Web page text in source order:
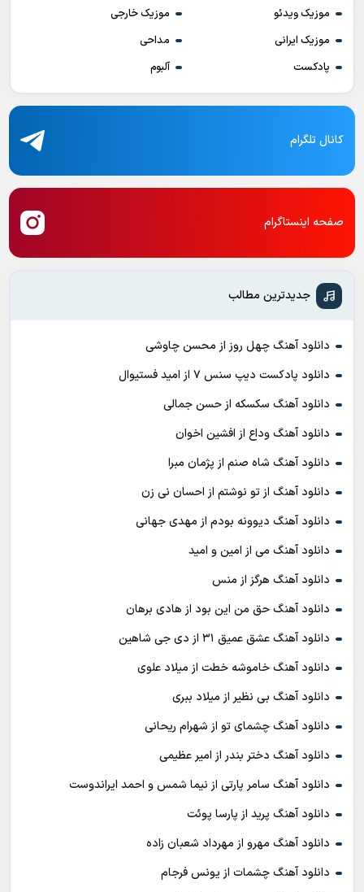
موزیک ویدئو
موزیک خارجی
موزیک ایرانی
مداحی
پادکست
آلبوم
کانال تلگرام
صفحه اینستاگرام
جدیدترین مطالب
دانلود آهنگ چهل روز از محسن چاوشی
دانلود پادکست ديپ سنس ۷ از اميد فستيوال
دانلود آهنگ سکسکه از حسن جمالی
دانلود آهنگ وداع از افشين اخوان
دانلود آهنگ شاه صنم از پژمان مبرا
دانلود آهنگ از تو نوشتم از احسان نی زن
دانلود آهنگ دیوونه بودم از مهدی جهانی
دانلود آهنگ می از امین و امید
دانلود آهنگ هرگز از منس
دانلود آهنگ حق من این بود از هادی برهان
دانلود آهنگ عشق عمیق ۳۱ از دی جی شاهین
دانلود آهنگ خاموشه خطت از میلاد علوی
دانلود آهنگ بی نظیر از میلاد ببری
دانلود آهنگ چشمای تو از شهرام ریحانی
دانلود آهنگ دختر بندر از امیر عظیمی
دانلود آهنگ سامر پارتی از نیما شمس و احمد ایراندوست
دانلود آهنگ پرید از پارسا پوئت
دانلود آهنگ مهرو از مهرداد شعبان زاده
دانلود آهنگ چشمات از یونس فرجام